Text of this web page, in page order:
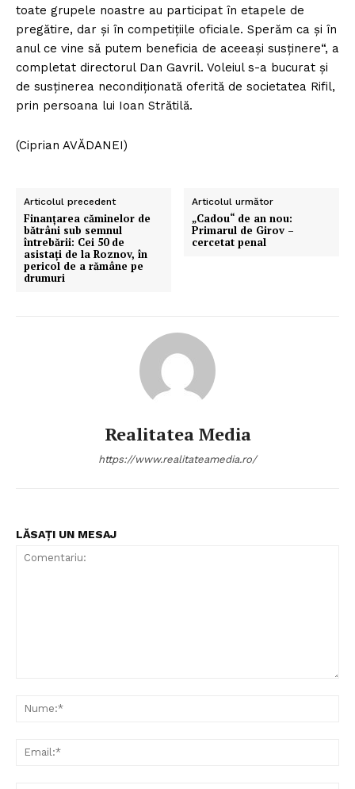
toate grupele noastre au participat în etapele de
pregătire, dar şi în competiţiile oficiale. Sperăm ca şi în
anul ce vine să putem beneficia de aceeaşi susţinere“, a
completat directorul Dan Gavril. Voleiul s-a bucurat şi
de susţinerea necondiţionată oferită de societatea Rifil,
prin persoana lui Ioan Strătilă.
(Ciprian AVĂDANEI)
Articolul precedent
Finanţarea căminelor de
bătrâni sub semnul
întrebării: Cei 50 de
asistaţi de la Roznov, în
pericol de a rămâne pe
drumuri
Articolul următor
„Cadou“ de an nou:
Primarul de Girov –
cercetat penal
Realitatea Media
https://www.realitateamedia.ro/
LĂSAȚI UN MESAJ